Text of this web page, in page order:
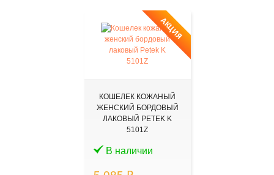
АКЦИЯ
КОШЕЛЕК КОЖАНЫЙ
ЖЕНСКИЙ БОРДОВЫЙ
ЛАКОВЫЙ PETEK K
5101Z
В наличии